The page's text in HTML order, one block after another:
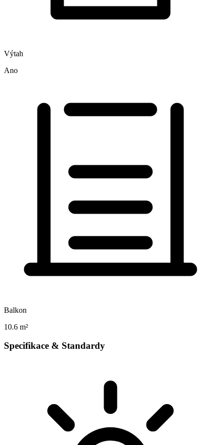
Výtah
Ano
Balkon
10.6 m²
Specifikace & Standardy